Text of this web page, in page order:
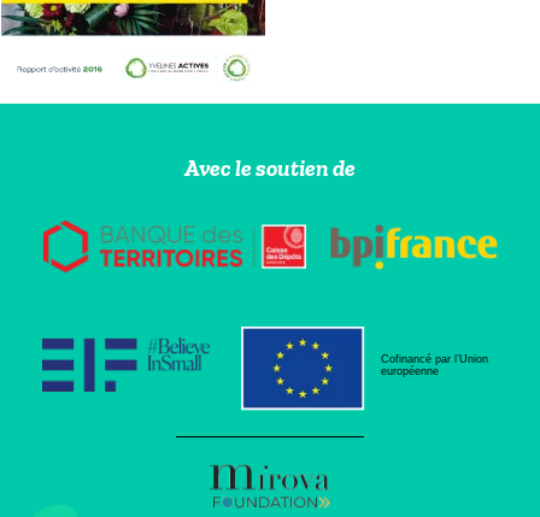
Avec le soutien de
Cofinancé par l’Union
européenne